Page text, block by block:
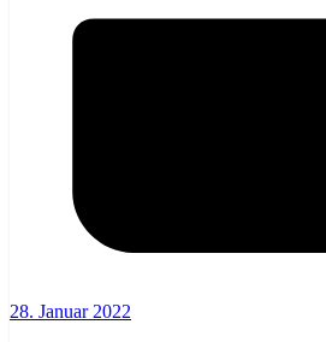
28. Januar 2022